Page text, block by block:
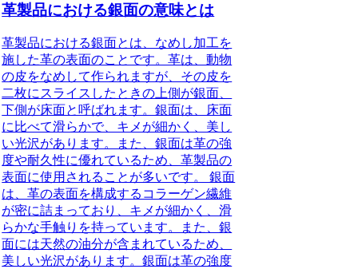
革製品における銀面の意味とは
革製品における銀面とは、なめし加工を
施した革の表面のことです。革は、動物
の皮をなめして作られますが、その皮を
二枚にスライスしたときの上側が銀面、
下側が床面と呼ばれます。銀面は、床面
に比べて滑らかで、キメが細かく、美し
い光沢があります。また、銀面は革の強
度や耐久性に優れているため、革製品の
表面に使用されることが多いです。 銀面
は、革の表面を構成するコラーゲン繊維
が密に詰まっており、キメが細かく、滑
らかな手触りを持っています。また、銀
面には天然の油分が含まれているため、
美しい光沢があります。銀面は革の強度